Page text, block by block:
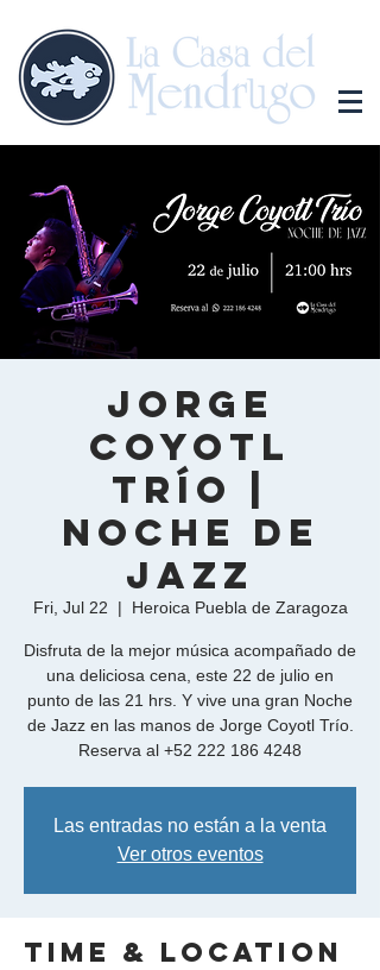
Jorge
Coyotl
Trío |
Noche de
Jazz
Fri, Jul 22
  |
Heroica Puebla de Zaragoza
Disfruta de la mejor música acompañado de
una deliciosa cena, este 22 de julio en
punto de las 21 hrs. Y vive una gran Noche
de Jazz en las manos de Jorge Coyotl Trío.
Reserva al +52 222 186 4248
Las entradas no están a la venta
Ver otros eventos
Time & Location